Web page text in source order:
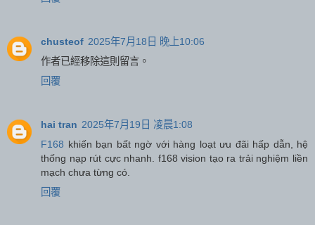
chusteof 2025年7月18日 晚上10:06
作者已經移除這則留言。
回覆
hai tran 2025年7月19日 凌晨1:08
F168 khiến bạn bất ngờ với hàng loạt ưu đãi hấp dẫn, hệ
thống nạp rút cực nhanh. f168 vision tạo ra trải nghiệm liền
mạch chưa từng có.
回覆